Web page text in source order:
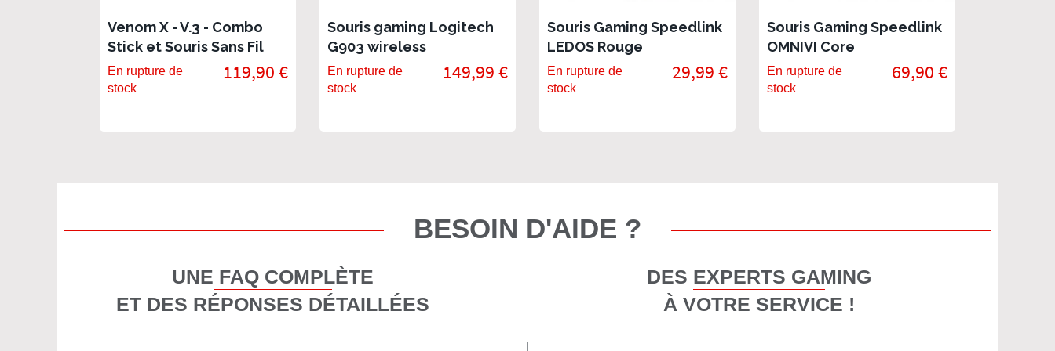
Venom X - V.3 - Combo
Stick et Souris Sans Fil
pour PS4, XBOX ONE, PS3,
XBOX 360 et PC
En rupture de
stock
119,90 €
Souris gaming Logitech
G903 wireless
En rupture de
stock
149,99 €
Souris Gaming Speedlink
LEDOS Rouge
En rupture de
stock
29,99 €
Souris Gaming Speedlink
OMNIVI Core
En rupture de
stock
69,90 €
BESOIN D'AIDE ?
UNE FAQ COMPLÈTE
ET DES RÉPONSES DÉTAILLÉES
DES EXPERTS GAMING
À VOTRE SERVICE !